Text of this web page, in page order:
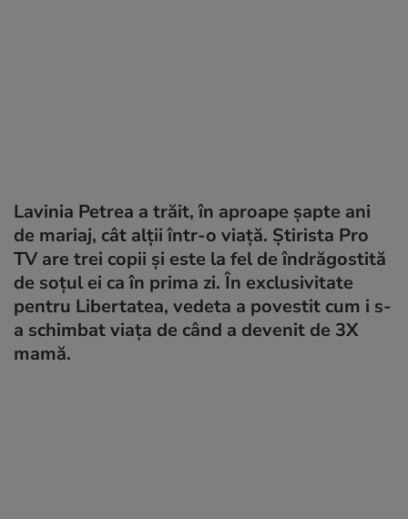
Lavinia Petrea a trăit, în aproape șapte ani
de mariaj, cât alții într-o viață. Știrista Pro
TV are trei copii și este la fel de îndrăgostită
de soțul ei ca în prima zi. În exclusivitate
pentru Libertatea, vedeta a povestit cum i s-
a schimbat viața de când a devenit de 3X
mamă.